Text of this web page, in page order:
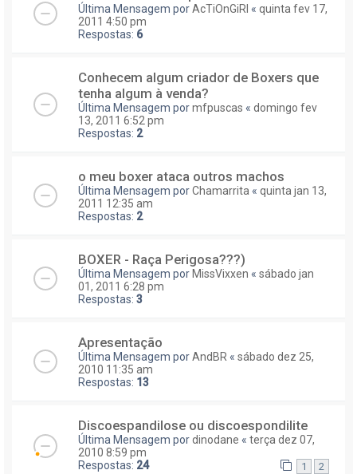
Última Mensagem porAcTiOnGiRl « quinta fev 17,
2011 4:50 pm
Respostas: 6
Conhecem algum criador de Boxers que
tenha algum à venda?
Última Mensagem pormfpuscas « domingo fev
13, 2011 6:52 pm
Respostas: 2
o meu boxer ataca outros machos
Última Mensagem porChamarrita « quinta jan 13,
2011 12:35 am
Respostas: 2
BOXER - Raça Perigosa???)
Última Mensagem por MissVixxen « sábado jan
01, 2011 6:28 pm
Respostas: 3
Apresentação
Última Mensagem porAndBR « sábado dez 25,
2010 11:35 am
Respostas: 13
Discoespandilose ou discoespondilite
Última Mensagem pordinodane « terça dez 07,
2010 8:59 pm
Respostas: 24 1 2